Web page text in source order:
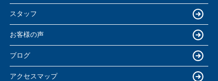
スタッフ
お客様の声
ブログ
アクセスマップ